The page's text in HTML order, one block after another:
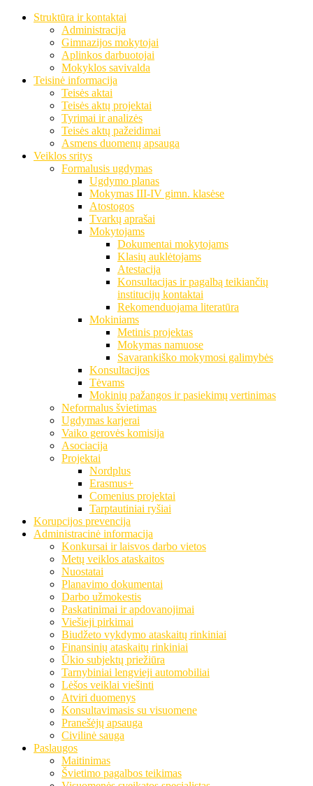
Struktūra ir kontaktai
Administracija
Gimnazijos mokytojai
Aplinkos darbuotojai
Mokyklos savivalda
Teisinė informacija
Teisės aktai
Teisės aktų projektai
Tyrimai ir analizės
Teisės aktų pažeidimai
Asmens duomenų apsauga
Veiklos sritys
Formalusis ugdymas
Ugdymo planas
Mokymas III-IV gimn. klasėse
Atostogos
Tvarkų aprašai
Mokytojams
Dokumentai mokytojams
Klasių auklėtojams
Atestacija
Konsultacijas ir pagalbą teikiančių
institucijų kontaktai
Rekomenduojama literatūra
Mokiniams
Metinis projektas
Mokymas namuose
Savarankiško mokymosi galimybės
Konsultacijos
Tėvams
Mokinių pažangos ir pasiekimų vertinimas
Neformalus švietimas
Ugdymas karjerai
Vaiko gerovės komisija
Asociacija
Projektai
Nordplus
Erasmus+
Comenius projektai
Tarptautiniai ryšiai
Korupcijos prevencija
Administracinė informacija
Konkursai ir laisvos darbo vietos
Metų veiklos ataskaitos
Nuostatai
Planavimo dokumentai
Darbo užmokestis
Paskatinimai ir apdovanojimai
Viešieji pirkimai
Biudžeto vykdymo ataskaitų rinkiniai
Finansinių ataskaitų rinkiniai
Ūkio subjektų priežiūra
Tarnybiniai lengvieji automobiliai
Lėšos veiklai viešinti
Atviri duomenys
Konsultavimasis su visuomene
Pranešėjų apsauga
Civilinė sauga
Paslaugos
Maitinimas
Švietimo pagalbos teikimas